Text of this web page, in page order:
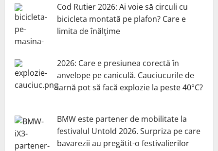
Cod Rutier 2026: Ai voie să circuli cu
bicicleta montată pe plafon? Care e
limita de înălțime
2026: Care e presiunea corectă în
anvelope pe caniculă. Cauciucurile de
iarnă pot să facă explozie la peste 40°C?
BMW este partener de mobilitate la
festivalul Untold 2026. Surpriza pe care
bavarezii au pregătit-o festivalierilor